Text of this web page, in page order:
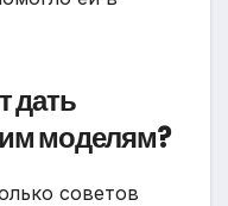
дать
моделям?
советов